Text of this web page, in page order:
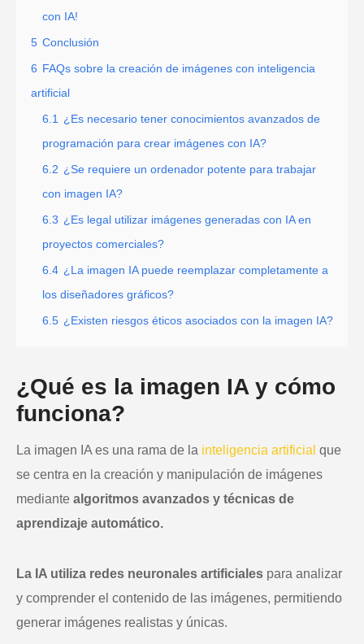
con IA!
5 Conclusión
6 FAQs sobre la creación de imágenes con inteligencia
artificial
6.1 ¿Es necesario tener conocimientos avanzados de
programación para crear imágenes con IA?
6.2 ¿Se requiere un ordenador potente para trabajar
con imagen IA?
6.3 ¿Es legal utilizar imágenes generadas con IA en
proyectos comerciales?
6.4 ¿La imagen IA puede reemplazar completamente a
los diseñadores gráficos?
6.5 ¿Existen riesgos éticos asociados con la imagen IA?
¿Qué es la imagen IA y cómo
funciona?
La imagen IA es una rama de la inteligencia artificial que
se centra en la creación y manipulación de imágenes
mediante algoritmos avanzados y técnicas de
aprendizaje automático.
La IA utiliza redes neuronales artificiales para analizar
y comprender el contenido de las imágenes, permitiendo
generar imágenes realistas y únicas.